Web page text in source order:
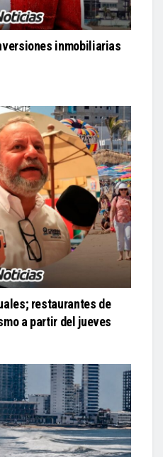
inmobiliarias
restaurantes de
a partir del jueves